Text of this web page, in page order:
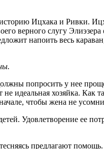
Ицхака и Ривки.
верного слугу
напоить весь
попросить у нее
идеальная хозяйка.
чтобы жена не
Удовлетворение ее
предлагают помощь.